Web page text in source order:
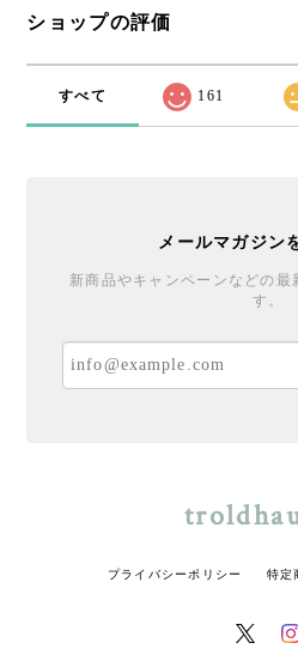
ショップの評価
すべて 161
メールマガジン
新商品やキャンペーンなどの最
す。
プライバシーポリシー 特定